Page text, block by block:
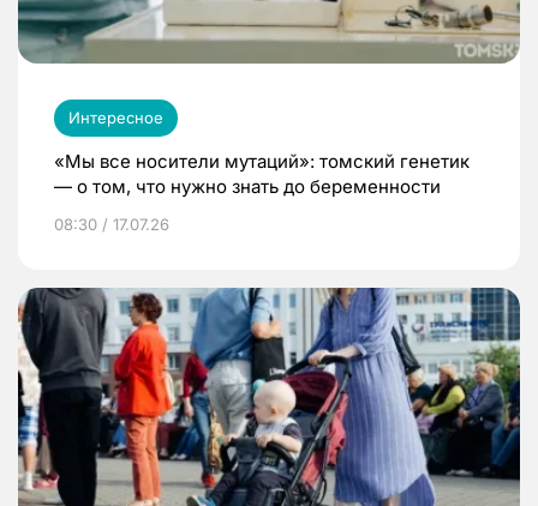
Интересное
«Мы все носители мутаций»: томский генетик
— о том, что нужно знать до беременности
08:30 / 17.07.26